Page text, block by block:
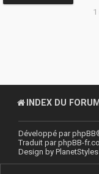
INDEX DU FORUM
Développé parphpBB
Traduit parphpBB-
Design by PlanetStyles